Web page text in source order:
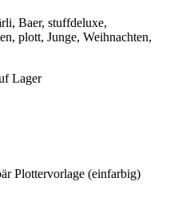
Baer, stuffdeluxe,
plott, Junge, Weihnachten,
Lager
Plottervorlage (einfarbig)